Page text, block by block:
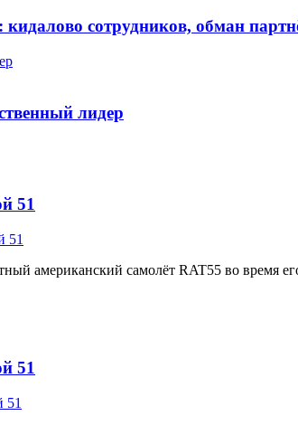
сотрудников, обман
лидер
51
американский самолёт RAT55 во время
51